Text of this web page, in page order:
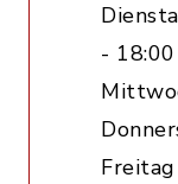
- 18:00